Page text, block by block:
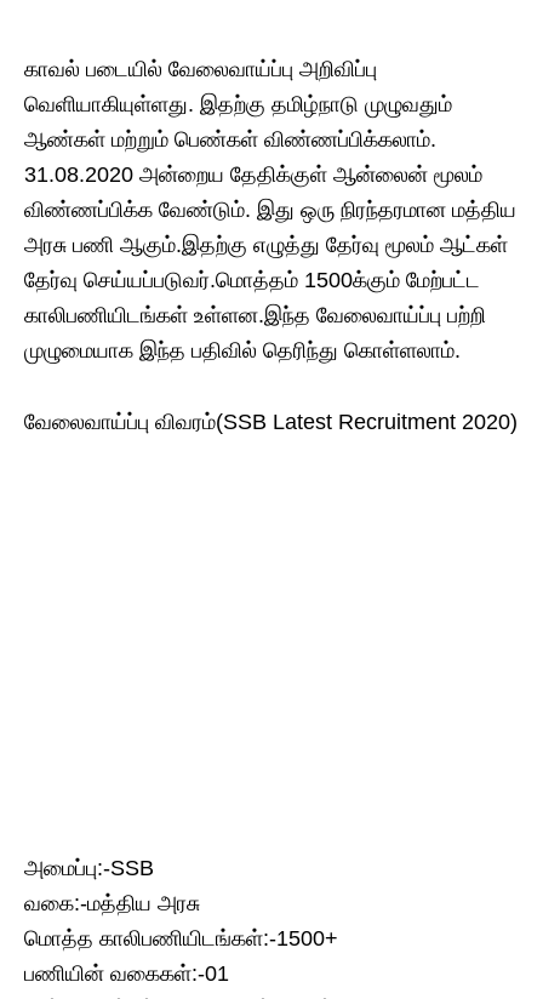
காவல் படையில் வேலைவாய்ப்பு அறிவிப்பு
வெளியாகியுள்ளது. இதற்கு தமிழ்நாடு முழுவதும்
ஆண்கள் மற்றும் பெண்கள் விண்ணப்பிக்கலாம்.
31.08.2020 அன்றைய தேதிக்குள் ஆன்லைன் மூலம்
விண்ணப்பிக்க வேண்டும். இது ஒரு நிரந்தரமான மத்திய
அரசு பணி ஆகும்.இதற்கு எழுத்து தேர்வு மூலம் ஆட்கள்
தேர்வு செய்யப்படுவர்.மொத்தம் 1500க்கும் மேற்பட்ட
காலிபணியிடங்கள் உள்ளன.இந்த வேலைவாய்ப்பு பற்றி
முழுமையாக இந்த பதிவில் தெரிந்து கொள்ளலாம்.
வேலைவாய்ப்பு விவரம்(SSB Latest Recruitment 2020)
அமைப்பு:-SSB
வகை:-மத்திய அரசு
மொத்த காலிபணியிடங்கள்:-1500+
பணியின் வகைகள்:-01